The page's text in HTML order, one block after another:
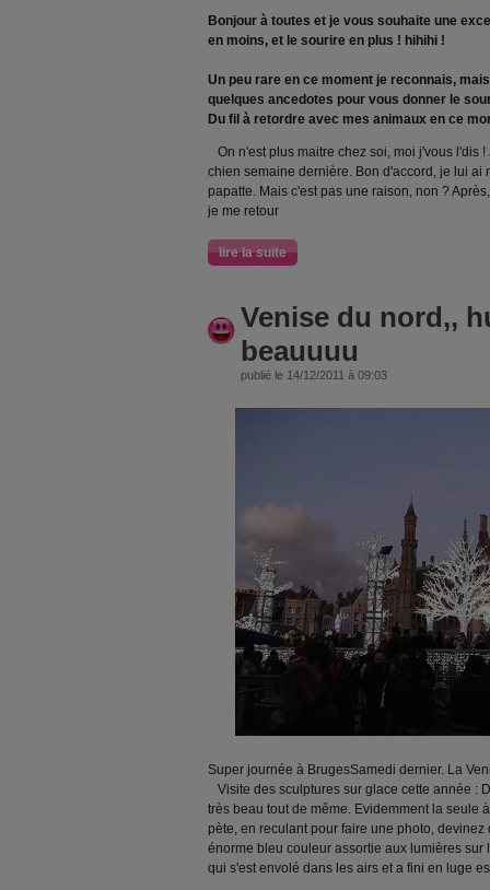
Bonjour à toutes et je vous souhaite une
en moins, et le sourire en plus ! hihihi !
Un peu rare en ce moment je reconnais,
quelques ancedotes pour vous donner le
Du fil à retordre avec mes animaux en ce
On n'est plus maitre chez soi, moi j'vous l'dis
chien semaine dernière. Bon d'accord, je lui ai
papatte. Mais c'est pas une raison, non ?
je me retour
lire la suite
Venise du nord,,
beauuuu
publié le 14/12/2011 à 09:03
Super journée à BrugesSamedi dernier. La
Visite des sculptures sur glace cette année :
très beau tout de même. Evidemment la seule
pète, en reculant pour faire une photo,
énorme bleu couleur assortie aux lumières sur
qui s'est envolé dans les airs et a fini en luge